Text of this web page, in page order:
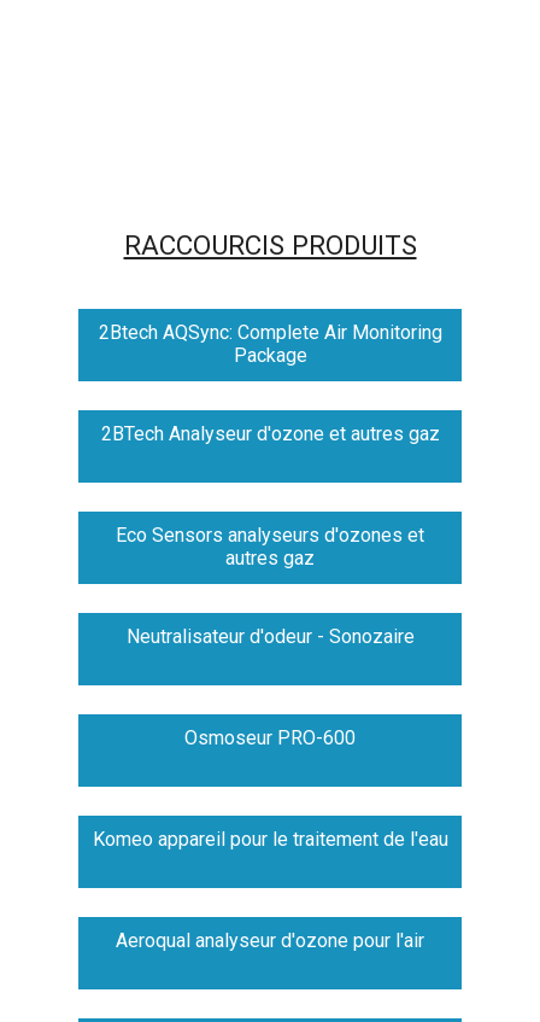
RACCOURCIS PRODUITS
2Btech AQSync: Complete Air Monitoring
Package
2BTech Analyseur d'ozone et autres gaz
Eco Sensors analyseurs d'ozones et
autres gaz
Neutralisateur d'odeur - Sonozaire
Osmoseur PRO-600
Komeo appareil pour le traitement de l'eau
Aeroqual analyseur d'ozone pour l'air